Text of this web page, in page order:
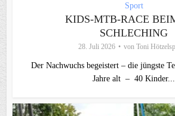
Sport
KIDS-MTB-RACE
SCHLECHING
28. Juli 2026 von Toni
Der Nachwuchs begeistert – die jüngste
Jahre alt – 40 Kinder...